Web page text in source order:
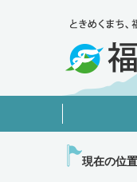
現在の位置